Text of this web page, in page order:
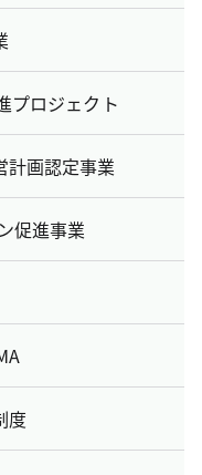
プロジェクト
計画認定事業
促進事業
度